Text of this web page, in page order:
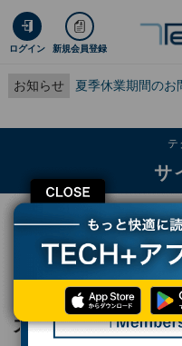
ログイン 新規会員登録
お知らせ 夏季休業期間のお
テ
サ
TECH+ テクノロジー
サイエ
超音波バブルで肝細胞がんを破
超音波バブルで肝
大が無侵襲手術の